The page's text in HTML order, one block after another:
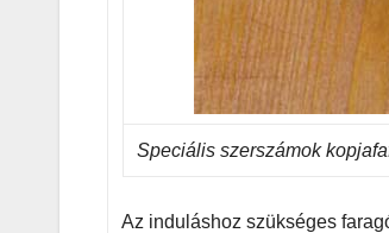
Speciális szerszámok
Az induláshoz szükséges